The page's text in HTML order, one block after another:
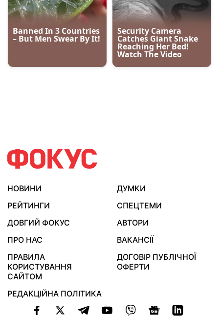
НОВИНИ
ДУМКИ
РЕЙТИНГИ
СПЕЦТЕМИ
ДОВГИЙ ФОКУС
АВТОРИ
ПРО НАС
ВАКАНСІЇ
ПРАВИЛА
КОРИСТУВАННЯ
САЙТОМ
ДОГОВІР ПУБЛІЧНОЇ
ОФЕРТИ
РЕДАКЦІЙНА ПОЛІТИКА